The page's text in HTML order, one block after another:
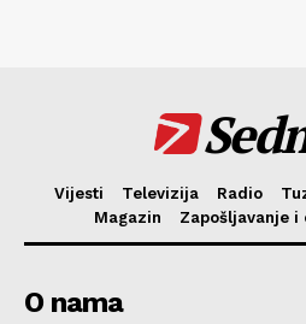
Vijesti Televizija Radio
Magazin
Zapošljavanje i
O nama